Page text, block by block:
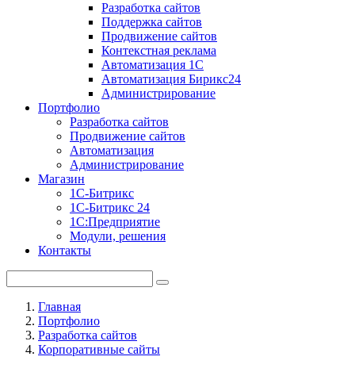
Разработка сайтов
Поддержка сайтов
Продвижение сайтов
Контекстная реклама
Автоматизация 1С
Автоматизация Бирикс24
Администрирование
Портфолио
Разработка сайтов
Продвижение сайтов
Автоматизация
Администрирование
Магазин
1С-Битрикс
1С-Битрикс 24
1С:Предприятие
Модули, решения
Контакты
Главная
Портфолио
Разработка сайтов
Корпоративные сайты